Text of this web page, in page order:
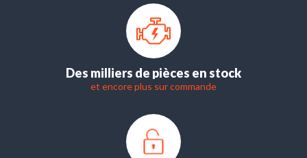
Des milliers de pièces en stock
et encore plus sur commande